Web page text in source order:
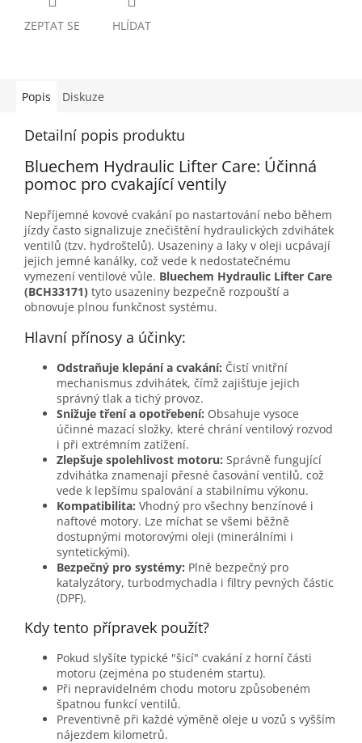
ZEPTAT SE HLÍDAT
Popis Diskuze
Detailní popis produktu
Bluechem Hydraulic Lifter Care: Účinná
pomoc pro cvakající ventily
Nepříjemné kovové cvakání po nastartování nebo během
jízdy často signalizuje znečištění hydraulických zdvihátek
ventilů (tzv. hydroštelů). Usazeniny a laky v oleji ucpávají
jejich jemné kanálky, což vede k nedostatečnému
vymezení ventilové vůle. Bluechem Hydraulic Lifter Care
(BCH33171) tyto usazeniny bezpečně rozpouští a
obnovuje plnou funkčnost systému.
Hlavní přínosy a účinky:
Odstraňuje klepání a cvakání: Čistí vnitřní
mechanismus zdvihátek, čímž zajišťuje jejich
správný tlak a tichý provoz.
Snižuje tření a opotřebení: Obsahuje vysoce
účinné mazací složky, které chrání ventilový rozvod
i při extrémním zatížení.
Zlepšuje spolehlivost motoru: Správně fungující
zdvihátka znamenají přesné časování ventilů, což
vede k lepšímu spalování a stabilnímu výkonu.
Kompatibilita: Vhodný pro všechny benzínové i
naftové motory. Lze míchat se všemi běžně
dostupnými motorovými oleji (minerálními i
syntetickými).
Bezpečný pro systémy: Plně bezpečný pro
katalyzátory, turbodmychadla i filtry pevných částic
(DPF).
Kdy tento přípravek použít?
Pokud slyšíte typické "šicí" cvakání z horní části
motoru (zejména po studeném startu).
Při nepravidelném chodu motoru způsobeném
špatnou funkcí ventilů.
Preventivně při každé výměně oleje u vozů s vyšším
nájezdem kilometrů.